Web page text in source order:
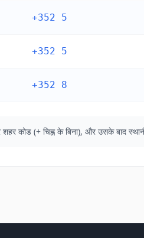
+352 5
+352 5
+352 8
कोड (+ चिह्न के बिना), और उसके बाद